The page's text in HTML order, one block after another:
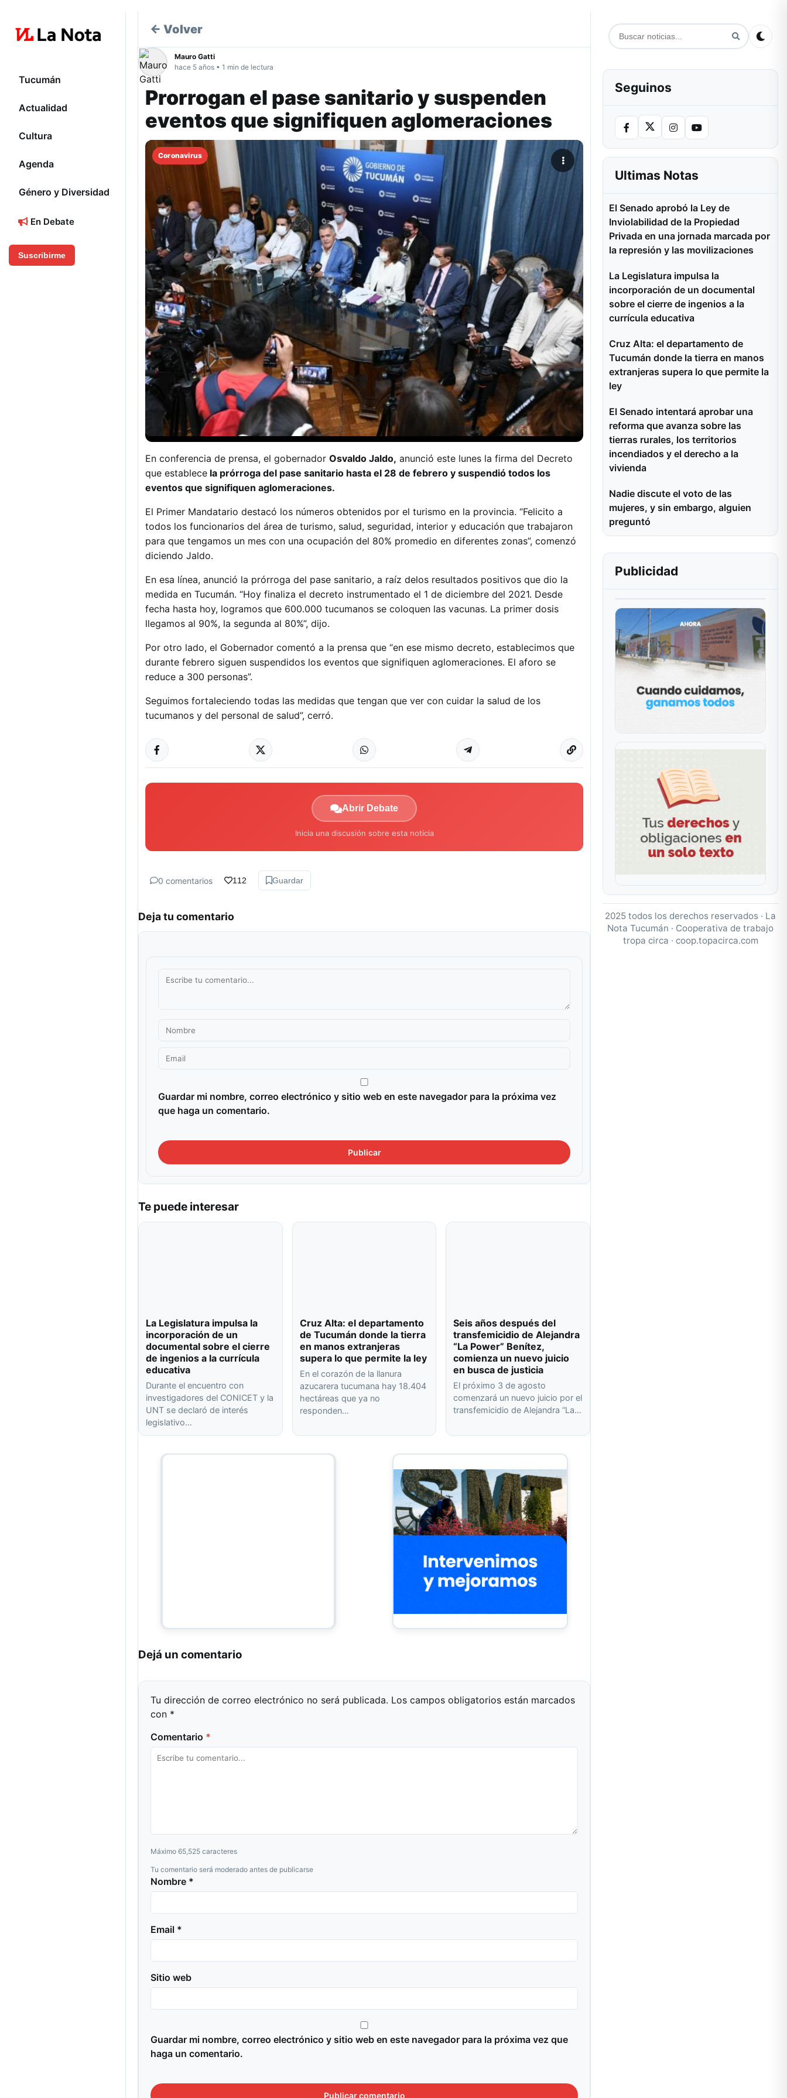
Tucumán
Actualidad
Cultura
Agenda
Género y Diversidad
En Debate
Suscribirme
← Volver
Mauro Gatti
hace 5 años • 1 min de lectura
Prorrogan el pase sanitario y suspenden
eventos que signifiquen aglomeraciones
Coronavirus
En conferencia de prensa, el gobernador Osvaldo Jaldo, anunció este lunes la firma del Decreto
que establece la prórroga del pase sanitario hasta el 28 de febrero y suspendió todos los
eventos que signifiquen aglomeraciones.
El Primer Mandatario destacó los números obtenidos por el turismo en la provincia. “Felicito a
todos los funcionarios del área de turismo, salud, seguridad, interior y educación que trabajaron
para que tengamos un mes con una ocupación del 80% promedio en diferentes zonas”, comenzó
diciendo Jaldo.
En esa línea, anunció la prórroga del pase sanitario, a raíz delos resultados positivos que dio la
medida en Tucumán. “Hoy finaliza el decreto instrumentado el 1 de diciembre del 2021. Desde
fecha hasta hoy, logramos que 600.000 tucumanos se coloquen las vacunas. La primer dosis
llegamos al 90%, la segunda al 80%”, dijo.
Por otro lado, el Gobernador comentó a la prensa que “en ese mismo decreto, establecimos que
durante febrero siguen suspendidos los eventos que signifiquen aglomeraciones. El aforo se
reduce a 300 personas”.
Seguimos fortaleciendo todas las medidas que tengan que ver con cuidar la salud de los
tucumanos y del personal de salud”, cerró.
Abrir Debate
Inicia una discusión sobre esta noticia
0 comentarios 112 Guardar
Deja tu comentario
Guardar mi nombre, correo electrónico y sitio web en este navegador para la próxima vez
que haga un comentario.
Te puede interesar
La Legislatura impulsa la
incorporación de un
documental sobre el cierre
de ingenios a la currícula
educativa
Durante el encuentro con
investigadores del CONICET y la
UNT se declaró de interés
legislativo…
Cruz Alta: el departamento
de Tucumán donde la tierra
en manos extranjeras
supera lo que permite la ley
En el corazón de la llanura
azucarera tucumana hay 18.404
hectáreas que ya no
responden…
Seis años después del
transfemicidio de Alejandra
“La Power” Benítez,
comienza un nuevo juicio
en busca de justicia
El próximo 3 de agosto
comenzará un nuevo juicio por el
transfemicidio de Alejandra “La…
Dejá un comentario
Tu dirección de correo electrónico no será publicada. Los campos obligatorios están marcados
con *
Comentario *
Máximo 65,525 caracteres
Tu comentario será moderado antes de publicarse
Nombre *
Email *
Sitio web
Guardar mi nombre, correo electrónico y sitio web en este navegador para la próxima vez que
haga un comentario.
Seguinos
Ultimas Notas
El Senado aprobó la Ley de
Inviolabilidad de la Propiedad
Privada en una jornada marcada por
la represión y las movilizaciones
La Legislatura impulsa la
incorporación de un documental
sobre el cierre de ingenios a la
currícula educativa
Cruz Alta: el departamento de
Tucumán donde la tierra en manos
extranjeras supera lo que permite la
ley
El Senado intentará aprobar una
reforma que avanza sobre las
tierras rurales, los territorios
incendiados y el derecho a la
vivienda
Nadie discute el voto de las
mujeres, y sin embargo, alguien
preguntó
Publicidad
2025 todos los derechos reservados · La
Nota Tucumán · Cooperativa de trabajo
tropa circa · coop.topacirca.com